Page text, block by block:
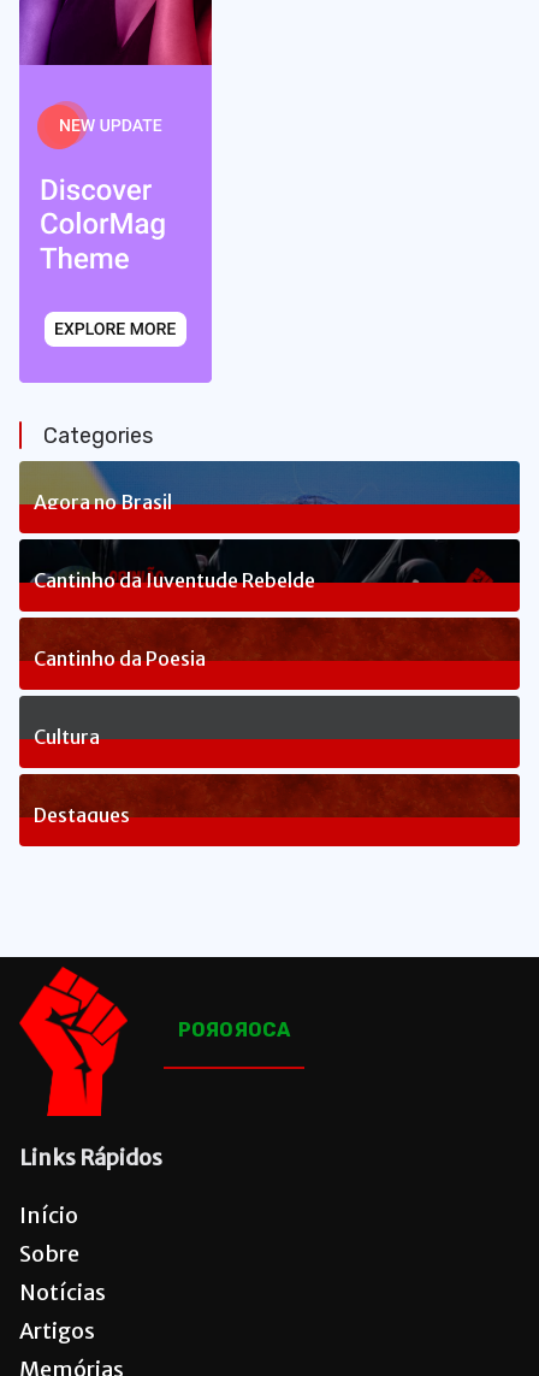
Categories
Agora no Brasil
234Posts
Cantinho da Juventude Rebelde
3Posts
Cantinho da Poesia
1Posts
Cultura
81Posts
Destaques
POЯOЯOCA
Links Rápidos
Início
Sobre
Notícias
Artigos
Memórias